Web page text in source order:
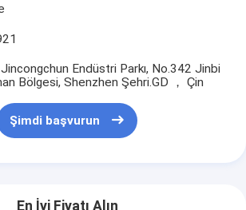
Endüstri Parkı, No.342 Jinbi
Bölgesi, Shenzhen Şehri.GD ， Çin
Şimdi başvurun
En İyi Fiyatı Alın